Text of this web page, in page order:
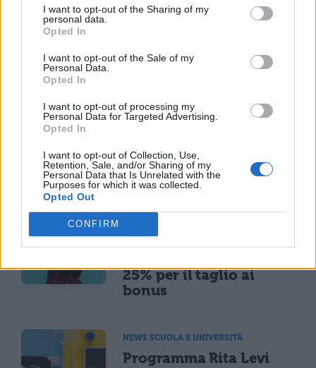
I want to opt-out of the Sharing of my
personal data.
Opted In
I want to opt-out of the Sale of my
Personal Data.
Opted In
I want to opt-out of processing my
Personal Data for Targeted Advertising.
Opted In
I want to opt-out of Collection, Use,
Retention, Sale, and/or Sharing of my
Personal Data that Is Unrelated with the
Purposes for which it was collected.
Opted Out
CONFIRM
TI POTREBBE INTERESSARE
domina con 14.123 lodi
25% per il taglio ai
bonus
NEWS SCUOLA E UNIVERSITÀ
Programma Rita Levi